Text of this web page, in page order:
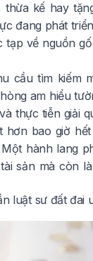
thừa kế hay
đang phát
tạp về nguồn
cầu tìm kiếm
am hiểu
thực tiễn giải
hơn bao giờ
hành lang
sản mà còn
luật sư đất đai